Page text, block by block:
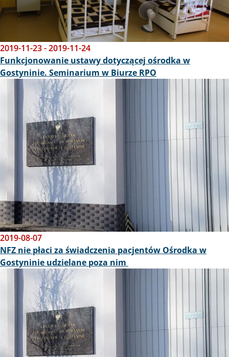
2019-11-23-2019-11-24
Funkcjonowanie ustawy dotyczącej ośrodka w
Gostyninie. Seminarium w Biurze RPO
Obraz
2019-08-07
NFZ nie płaci za świadczenia pacjentów Ośrodka w
Gostyninie udzielane poza nim
Obraz